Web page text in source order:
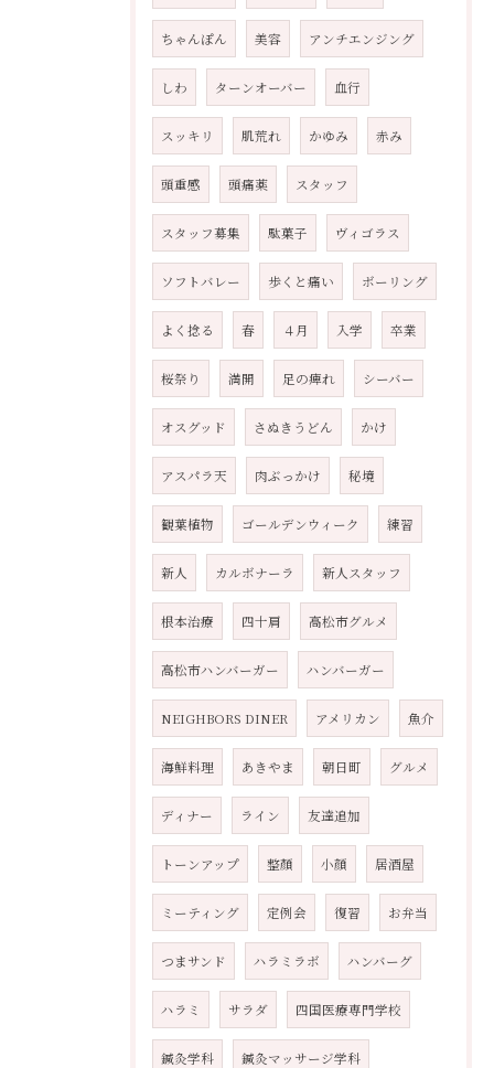
ちゃんぽん 美容 アンチエンジング
しわ ターンオーバー 血行
スッキリ 肌荒れ かゆみ 赤み
頭重感 頭痛薬 スタッフ
スタッフ募集 駄菓子 ヴィゴラス
ソフトバレー 歩くと痛い ボーリング
よく捻る 春 ４月 入学 卒業
桜祭り 満開 足の痺れ シーバー
オスグッド さぬきうどん かけ
アスパラ天 肉ぶっかけ 秘境
観葉植物 ゴールデンウィーク 練習
新人 カルボナーラ 新人スタッフ
根本治療 四十肩 高松市グルメ
高松市ハンバーガー ハンバーガー
NEIGHBORS DINER アメリカン 魚介
海鮮料理 あきやま 朝日町 グルメ
ディナー ライン 友達追加
トーンアップ 整顏 小顔 居酒屋
ミーティング 定例会 復習 お弁当
つまサンド ハラミラボ ハンバーグ
ハラミ サラダ 四国医療専門学校
鍼灸学科 鍼灸マッサージ学科